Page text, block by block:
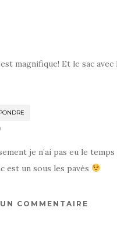
magnifique! Et le sac
je n’ai pas eu le
est un sous les pavés
COMMENTAIRE